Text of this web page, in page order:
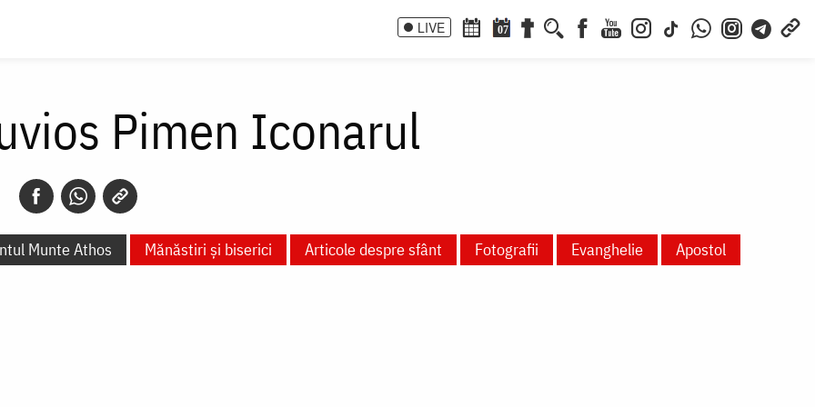
LIVE 07
Pimen Iconarul
Munte Athos Mănăstiri și biserici Articole despre sfânt Fotografii Evanghelie Apostol